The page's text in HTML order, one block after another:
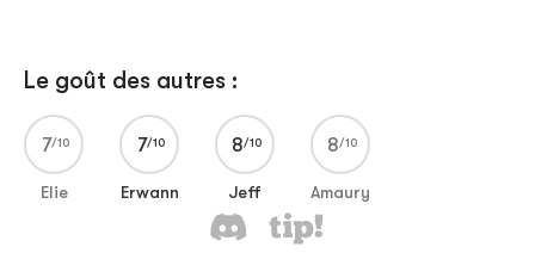
Le goût des autres :
7
Elie
7
Erwann
8
Jeff
8
Amaury